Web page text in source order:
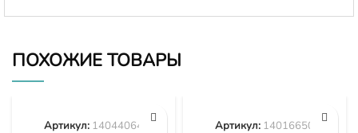
ПОХОЖИЕ ТОВАРЫ
Артикул: 14044064 Артикул: 14016650